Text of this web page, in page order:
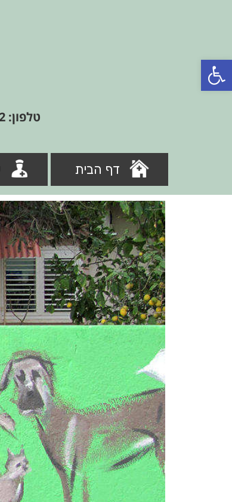
פתח סרגל נגישות
טלפון: 09-7662822
דף הבית